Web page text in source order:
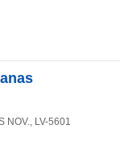
NOV., LV-5601